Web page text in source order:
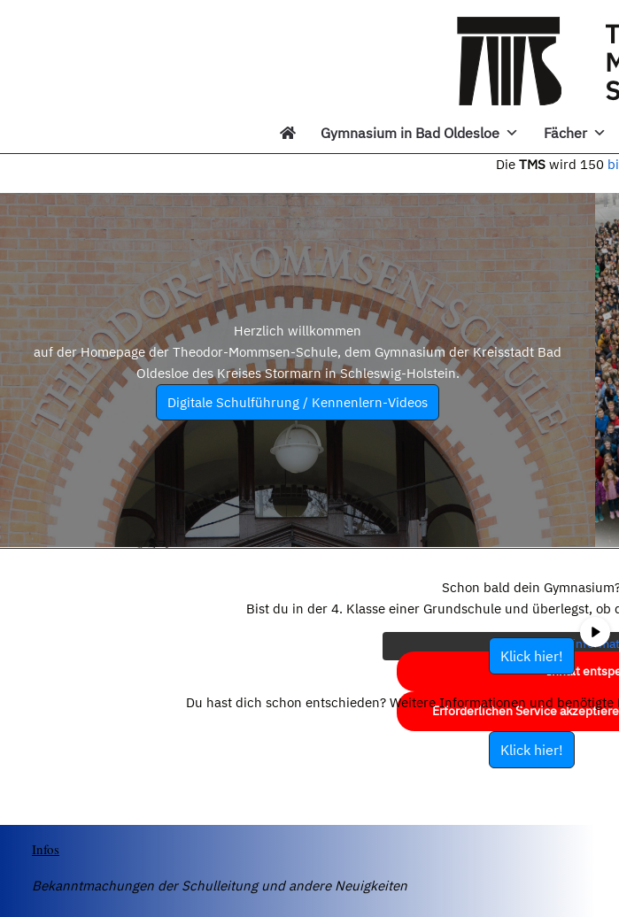
Gymnasium in Bad Oldesloe Fächer
Die TMS wird 150
Herzlich willkommen
auf der Homepage der Theodor-Mommsen-Schule, dem Gymnasium der Kreisstadt Bad
Oldesloe des Kreises Stormarn in Schleswig-Holstein.
Digitale Schulführung / Kennenlern-Videos
eigentlichen Inhalt zuzugreifen,
Bitte beachten Sie, dass dabei Daten
werden.
Mehr
Inhalt
Erforderlichen Service
Schon bald dein
Bist du in der 4. Klasse einer Grundschule und überlegst, ob
Klick hier!
Du hast dich schon entschieden? Weitere Informationen und
Klick hier!
Infos
Bekanntmachungen der Schulleitung und andere Neuigkeiten